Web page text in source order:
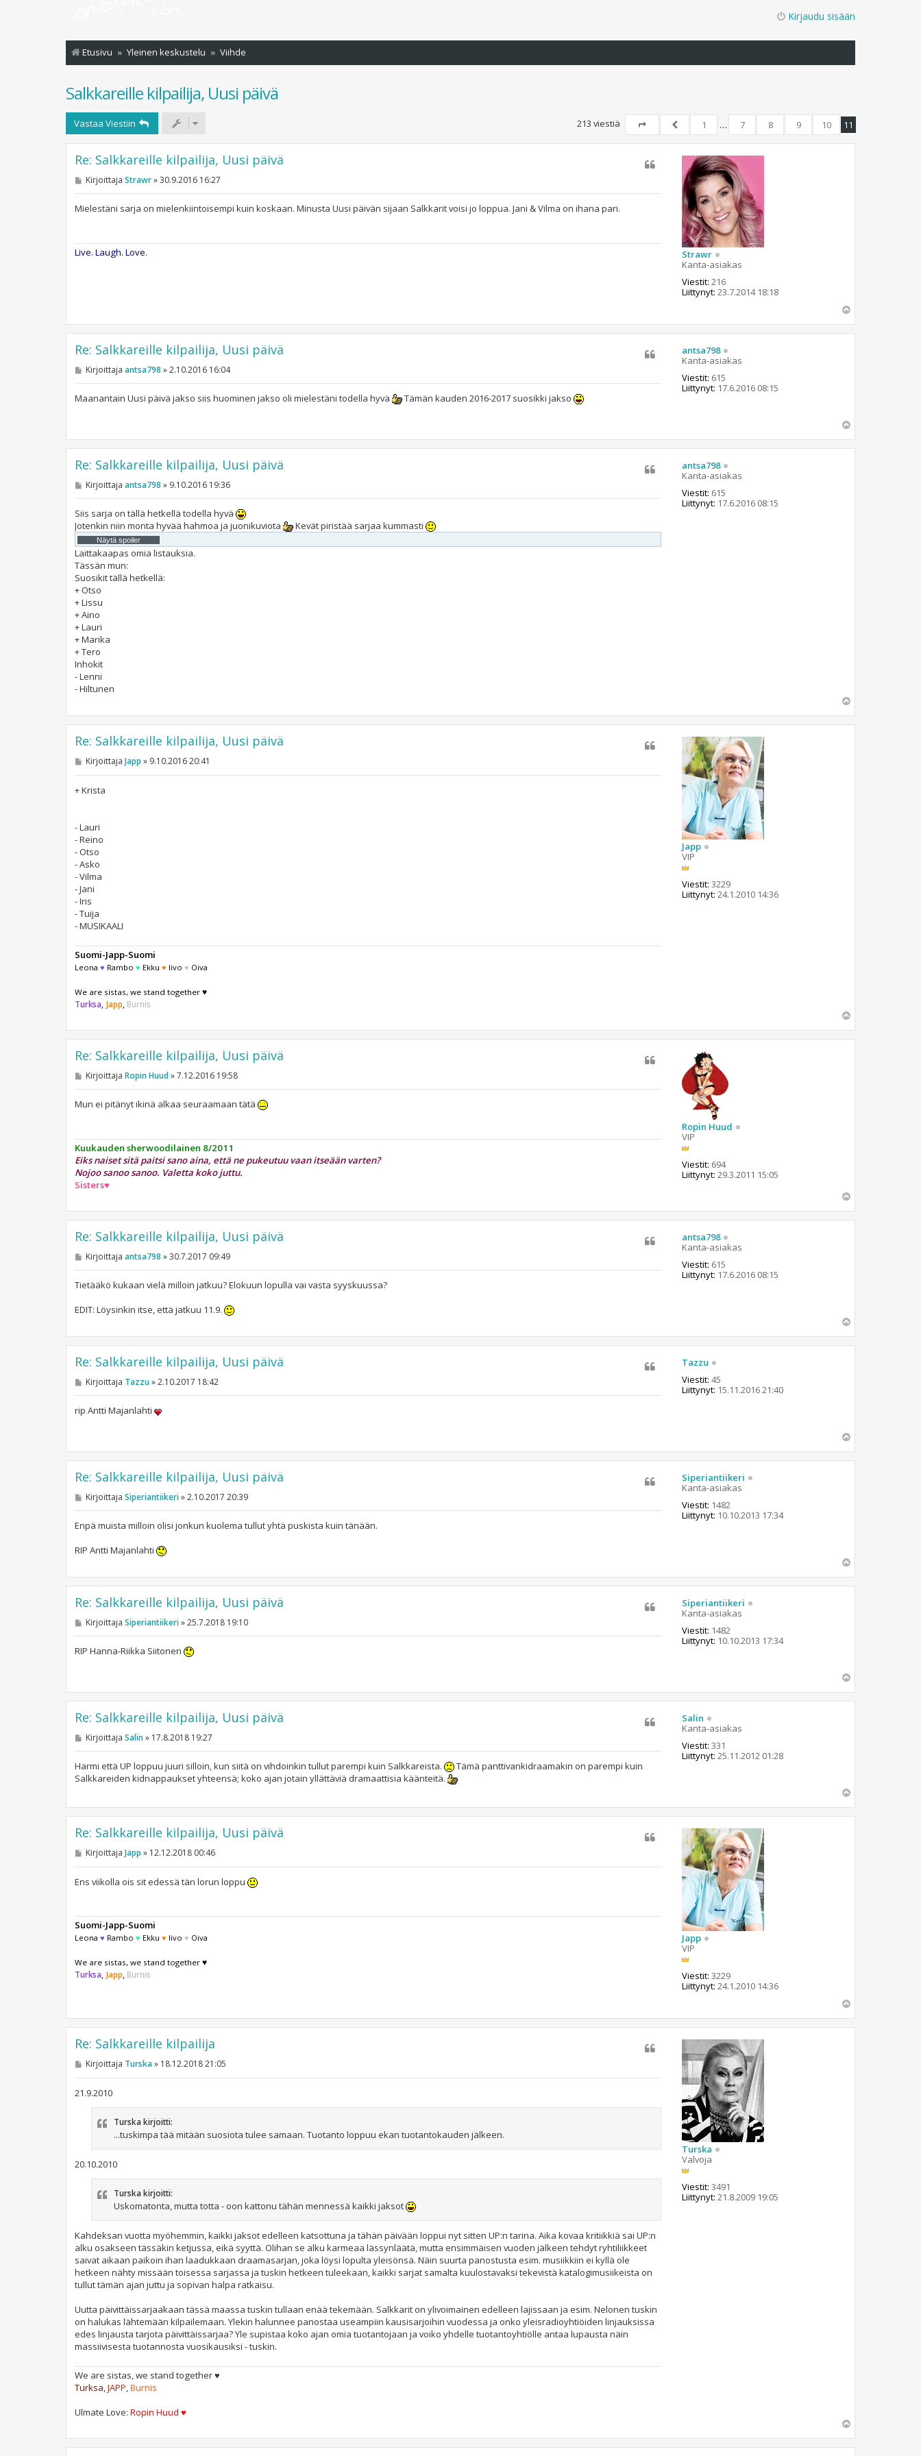
Kirjaudu sisään
Etusivu Yleinen keskustelu Viihde
Salkkareille kilpailija, Uusi päivä
Vastaa Viestiin
213 viestiä
Sivu11/11
Edellinen
1 … 7 8 9 10 11
Strawr
Kanta-asiakas
Viestit: 216
Liittynyt: 23.7.2014 18:18
Re: Salkkareille kilpailija, Uusi päivä
V
s
Kirjoittaja Strawr»30.9.2016 16:27
Mielestäni sarja on mielenkiintoisempi kuin koskaan. Minusta Uusi päivän sijaan Salkkarit voisi jo loppua. Jani & Vilma on ihana pari.
Live. Laugh. Love.
ö
antsa798
Kanta-asiakas
Viestit: 615
Liittynyt: 17.6.2016 08:15
Re: Salkkareille kilpailija, Uusi päivä
V
s
Kirjoittaja antsa798 »2.10.2016 16:04
Maanantain Uusi päivä jakso siis huominen jakso oli mielestäni todella hyvä Tämän kauden 2016-2017 suosikki jakso
ö
antsa798
Kanta-asiakas
Viestit: 615
Liittynyt: 17.6.2016 08:15
Re: Salkkareille kilpailija, Uusi päivä
V
s
t
i
Kirjoittaja antsa798 » 9.10.2016 19:36
Siis sarja on tällä hetkellä todella hyvä
Jotenkin niin monta hyvää hahmoa ja juonikuviota
Kevät piristää sarjaa kummasti
Laittakaapas omia listauksia.
Tässän mun:
Suosikit tällä hetkellä:
+ Otso
+ Lissu
+ Aino
+ Lauri
+ Marika
+ Tero
Inhokit
- Lenni
- Hiltunen
ö
Japp
VIP
Viestit: 3229
Liittynyt: 24.1.2010 14:36
Re: Salkkareille kilpailija, Uusi päivä
V
e
s
Kirjoittaja Japp » 9.10.2016 20:41
+ Krista
- Lauri
- Reino
- Otso
- Asko
- Vilma
- Jani
- Iris
- Tuija
- MUSIKAALI
Suomi-Japp-Suomi
Leona ♥ Rambo ♥ Ekku ♥ Iivo ♥ Oiva
We are sistas, we stand together ♥
Turksa Japp Burnis
ö
Ropin Huud
VIP
Viestit: 694
Liittynyt: 29.3.2011 15:05
Re: Salkkareille kilpailija, Uusi päivä
V
s
Kirjoittaja Ropin Huud»7.12.2016 19:58
Mun ei pitänyt ikinä alkaa seuraamaan tätä
Kuukauden sherwoodilainen 8/2011
Eiks naiset sitä paitsi sano aina, että ne pukeutuu vaan itseään varten?
Nojoo sanoo sanoo. Valetta koko juttu.
Sisters♥
ö
antsa798
Kanta-asiakas
Viestit: 615
Liittynyt: 17.6.2016 08:15
Re: Salkkareille kilpailija, Uusi päivä
V
s
Kirjoittaja antsa798 »30.7.2017 09:49
Tietääkö kukaan vielä milloin jatkuu? Elokuun lopulla vai vasta syyskuussa?
EDIT: Löysinkin itse, että jatkuu 11.9.
ö
Tazzu
Viestit: 45
Liittynyt: 15.11.2016 21:40
Re: Salkkareille kilpailija, Uusi päivä
V
s
Kirjoittaja Tazzu»2.10.2017 18:42
rip Antti Majanlahti
ö
Siperiantiikeri
Kanta-asiakas
Viestit: 1482
Liittynyt: 10.10.2013 17:34
Re: Salkkareille kilpailija, Uusi päivä
V
s
t
Kirjoittaja Siperiantiikeri»2.10.2017 20:39
Enpä muista milloin olisi jonkun kuolema tullut yhtä puskista kuin tänään.
RIP Antti Majanlahti
ö
Siperiantiikeri
Kanta-asiakas
Viestit: 1482
Liittynyt: 10.10.2013 17:34
Re: Salkkareille kilpailija, Uusi päivä
V
s
Kirjoittaja Siperiantiikeri»25.7.2018 19:10
RIP Hanna-Riikka Siitonen
ö
Salin
Kanta-asiakas
Viestit: 331
Liittynyt: 25.11.2012 01:28
Re: Salkkareille kilpailija, Uusi päivä
V
s
t
i
Kirjoittaja Salin» 17.8.2018 19:27
Harmi että UP loppuu juuri silloin, kun siitä on vihdoinkin tullut parempi kuin Salkkareista.
Tämä panttivankidraamakin on parempi kuin
Salkkareiden kidnappaukset yhteensä; koko ajan jotain yllättäviä dramaattisia käänteitä.
l
ö
Japp
VIP
Viestit: 3229
Liittynyt: 24.1.2010 14:36
Re: Salkkareille kilpailija, Uusi päivä
V
s
Kirjoittaja Japp » 12.12.2018 00:46
Ens viikolla ois sit edessä tän lorun loppu
Suomi-Japp-Suomi
Leona ♥ Rambo ♥ Ekku ♥ Iivo ♥ Oiva
We are sistas, we stand together ♥
Turksa, Japp, Burnis
l
ö
Turska
Valvoja
Viestit: 3491
Liittynyt: 21.8.2009 19:05
Re: Salkkareille kilpailija
V
s
Kirjoittaja Turska» 18.12.2018 21:05
21.9.2010
Turska kirjoitti:
...tuskimpa tää mitään suosiota tulee samaan. Tuotanto loppuu ekan tuotantokauden jälkeen.
20.10.2010
Turska kirjoitti:
Uskomatonta, mutta totta - oon kattonu tähän mennessä kaikki jaksot
Kahdeksan vuotta myöhemmin, kaikki jaksot edelleen katsottuna ja tähän päivään loppui nyt sitten UP:n tarina. Aika kovaa kritiikkiä sai UP:n
alku osakseen tässäkin ketjussa, eikä syyttä. Olihan se alku karmeaa lässynläätä, mutta ensimmäisen vuoden jälkeen tehdyt ryhtiliikkeet
saivat aikaan paikoin ihan laadukkaan draamasarjan, joka löysi lopulta yleisönsä. Näin suurta panostusta esim. musiikkiin ei kyllä ole
hetkeen nähty missään toisessa sarjassa ja tuskin hetkeen tuleekaan, kaikki sarjat samalta kuulostavaksi tekevistä katalogimusiikeista on
tullut tämän ajan juttu ja sopivan halpa ratkaisu.
Uutta päivittäissarjaakaan tässä maassa tuskin tullaan enää tekemään. Salkkarit on ylivoimainen edelleen lajissaan ja esim. Nelonen tuskin
on halukas lähtemään kilpailemaan. Ylekin halunnee panostaa useampiin kausisarjoihin vuodessa ja onko yleisradioyhtiöiden linjauksissa
edes linjausta tarjota päivittäissarjaa? Yle supistaa koko ajan omia tuotantojaan ja voiko yhdelle tuotantoyhtiölle antaa lupausta näin
massiivisesta tuotannosta vuosikausiksi - tuskin.
We are sistas, we stand together ♥
Turksa,JAPP,Burnis
Ulmate Love: Ropin Huud ♥
ö